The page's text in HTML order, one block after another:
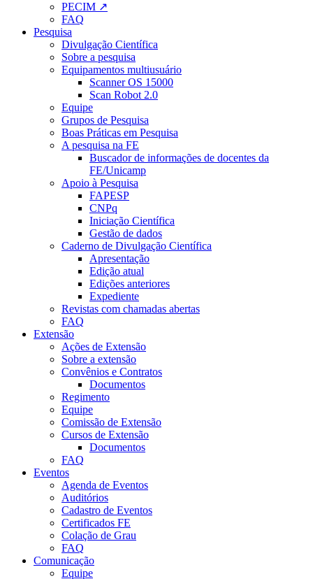
PECIM ↗
FAQ
Pesquisa
Divulgação Científica
Sobre a pesquisa
Equipamentos multiusuário
Scanner OS 15000
Scan Robot 2.0
Equipe
Grupos de Pesquisa
Boas Práticas em Pesquisa
A pesquisa na FE
Buscador de informações de docentes da
FE/Unicamp
Apoio à Pesquisa
FAPESP
CNPq
Iniciação Científica
Gestão de dados
Caderno de Divulgação Científica
Apresentação
Edição atual
Edições anteriores
Expediente
Revistas com chamadas abertas
FAQ
Extensão
Ações de Extensão
Sobre a extensão
Convênios e Contratos
Documentos
Regimento
Equipe
Comissão de Extensão
Cursos de Extensão
Documentos
FAQ
Eventos
Agenda de Eventos
Auditórios
Cadastro de Eventos
Certificados FE
Colação de Grau
FAQ
Comunicação
Equipe